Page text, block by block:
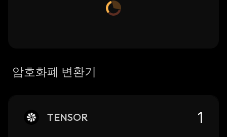
암호화폐 변환기
TENSOR